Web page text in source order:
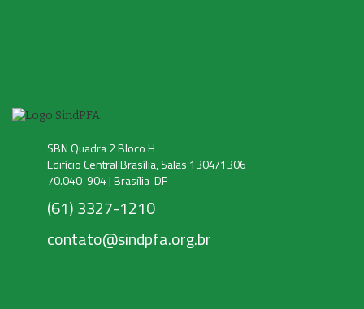
SBN Quadra 2 Bloco H
Edifício Central Brasília, Salas 1304/1306
70.040-904 | Brasília-DF
(61) 3327-1210
contato@sindpfa.org.br